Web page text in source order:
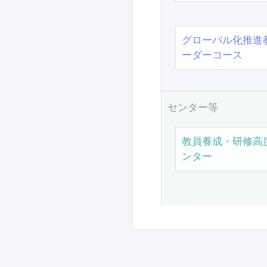
グローバル化推進
ーダーコース
センター等
教員養成・研修高
ンター